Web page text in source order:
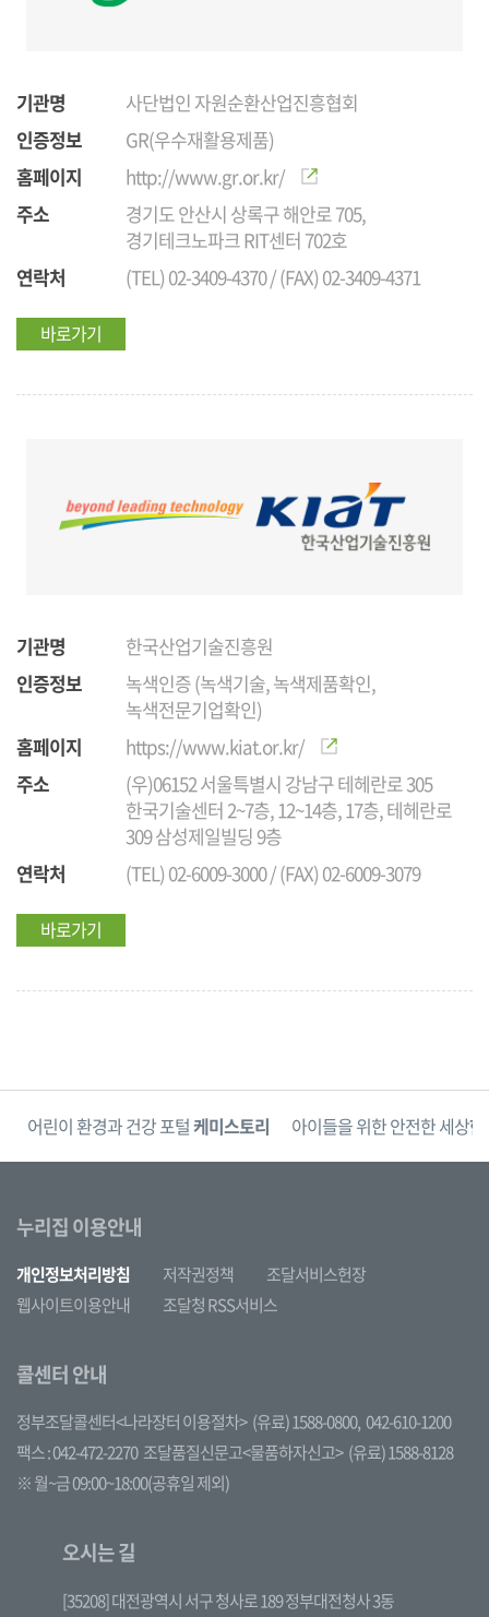
기관명
사단법인 자원순환산업진흥협회
인증정보
GR(우수재활용제품)
홈페이지
http://www.gr.or.kr/
주소
경기도 안산시 상록구 해안로 705,
경기테크노파크 RIT센터 702호
연락처
(TEL) 02-3409-4370 / (FAX) 02-3409-4371
바로가기
기관명
한국산업기술진흥원
인증정보
녹색인증 (녹색기술, 녹색제품확인,
녹색전문기업확인)
홈페이지
https://www.kiat.or.kr/
주소
(우)06152 서울특별시 강남구 테헤란로 305
한국기술센터 2~7층, 12~14층, 17층, 테헤란로
309 삼성제일빌딩 9층
연락처
(TEL) 02-6009-3000 / (FAX) 02-6009-3079
바로가기
어린이 환경과 건강 포털케미스토리 아이들을 위한 안전한 세상
누리집 이용안내
개인정보처리방침 저작권정책
조달서비스헌장
웹사이트이용안내
조달청 RSS서비스
콜센터 안내
정부조달콜센터<나라장터 이용절차> (유료) 1588-0800, 042-610-1200
팩스 : 042-472-2270 조달품질신문고<물품하자신고> (유료) 1588-8128
※ 월~금 09:00~18:00(공휴일 제외)
오시는 길
[35208] 대전광역시 서구 청사로 189 정부대전청사 3동